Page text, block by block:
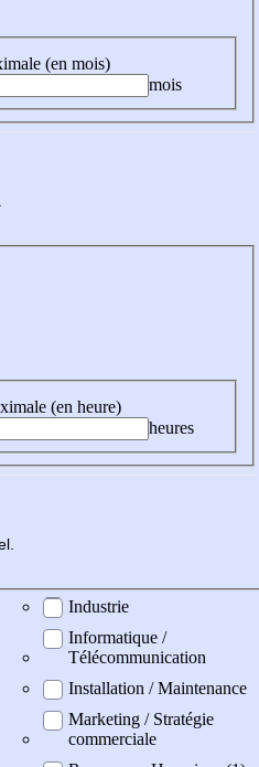
(en mois)
mois
(en heure)
heures
Industrie
Informatique /
Télécommunication
Installation / Maintenance
Marketing / Stratégie
commerciale